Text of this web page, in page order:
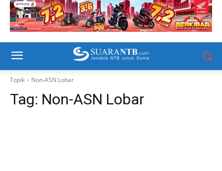
Topik Non-ASN Lobar
Tag: Non-ASN Lobar